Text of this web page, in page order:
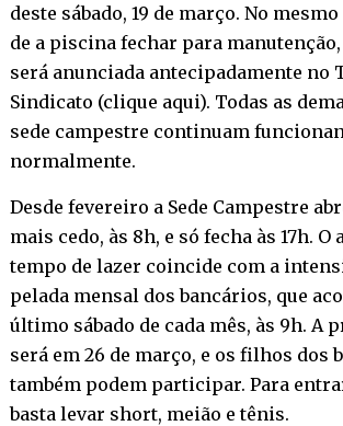
deste sábado, 19 de março. No
de a piscina fechar para
será anunciada antecipadamente no
Sindicato (clique aqui). Todas as
sede campestre continuam
normalmente.
Desde fevereiro a Sede Campestre
mais cedo, às 8h, e só fecha às 17h. O
tempo de lazer coincide com a
pelada mensal dos bancários, que
último sábado de cada mês, às 9h. A
será em 26 de março, e os filhos dos
também podem participar. Para
basta levar short, meião e tênis.